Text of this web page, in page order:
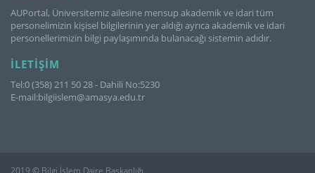
AUPortal, Üniversitemiz ailesine mensup akademik ve idari tüm
personelimizin kişisel bilgilerinin yer aldığı ayrıca akademik ve idari
personellerimizin bilgi paylaşımında bulanacağı sistemin adıdır.
İLETIŞIM
Tel:0 (358) 211 50 28 - Dahili No:5230
E-mail:bilgiislem@amasya.edu.tr
2019 © Bilgi İşlem Daire Başkanlığı